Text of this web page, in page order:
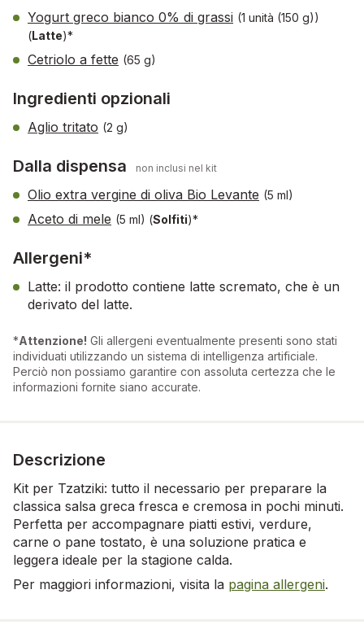
Yogurt greco bianco 0% di grassi (1 unità (150 g))
(Latte)*
Cetriolo a fette (65 g)
Ingredienti opzionali
Aglio tritato (2 g)
Dalla dispensa non inclusi nel kit
Olio extra vergine di oliva Bio Levante (5 ml)
Aceto di mele (5 ml) (Solfiti)*
Allergeni*
Latte: il prodotto contiene latte scremato, che è un
derivato del latte.
*Attenzione! Gli allergeni eventualmente presenti sono stati
individuati utilizzando un sistema di intelligenza artificiale.
Perciò non possiamo garantire con assoluta certezza che le
informazioni fornite siano accurate.
Descrizione
Kit per Tzatziki: tutto il necessario per preparare la
classica salsa greca fresca e cremosa in pochi minuti.
Perfetta per accompagnare piatti estivi, verdure,
carne o pane tostato, è una soluzione pratica e
leggera ideale per la stagione calda.
Per maggiori informazioni, visita la pagina allergeni.